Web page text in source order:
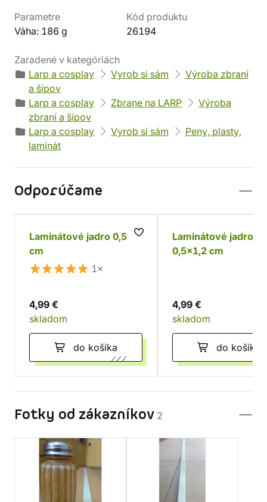
Parametre
Váha: 186 g
Kód produktu
26194
Zaradené v kategóriách
Larp a cosplay
Vyrob si sám
Výroba zbraní
a šípov
Larp a cosplay
Zbrane na LARP
Výroba
zbraní a šípov
Larp a cosplay
Vyrob si sám
Peny, plasty,
laminát
Odporúčame
Laminátové jadro 0,5x1
cm
1×
4,99 €
skladom
do košíka
Laminátové jadro
0,5x1,2 cm
4,99 €
skladom
do košíka
Fotky od zákazníkov 2